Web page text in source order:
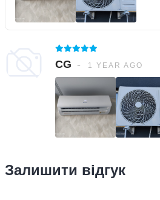
CG 1 YEAR AGO
Залишити відгук